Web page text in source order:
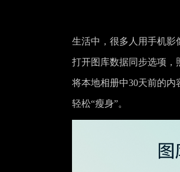
生活中，很多人用手机影
打开图库数据同步选项，
将本地相册中30天前的
轻松“瘦身”。